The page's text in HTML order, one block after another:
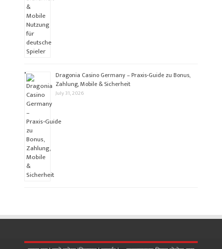
Dragonia Casino Germany – Praxis‑Guide zu Bonus,
Zahlung, Mobile & Sicherheit
July 31, 2026